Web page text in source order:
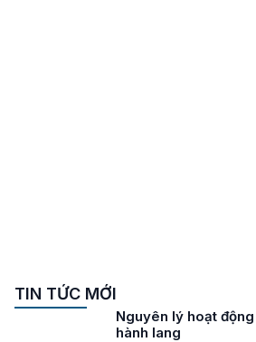
TIN TỨC MỚI
Nguyên lý hoạt
hành lang